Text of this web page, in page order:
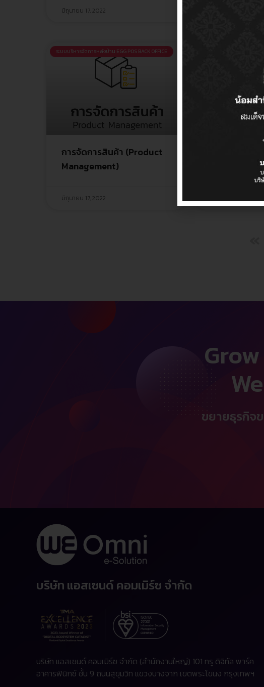
มิถุนายน 17, 2022
ระบบบริหารจัดการหลังบ้าน EGG POS BACK OFFICE
การจัดการสินค้า (Product
Management)
มิถุนายน 17, 2022
ระบบบริหารจัดการหลังบ้าน
รายการออเ
ขยายธุรกิจ
บริษัท แอสเซนด์ คอมเมิร์ซ จำกัด
บริษัท แอสเซนด์ คอมเมิร์ซ จำกัด (สำนักงานใหญ่) 101 ทรู ดิจิทัล พาร์ค
อาคารฟินิกซ์ ชั้น 9 ถนนสุขุมวิท แขวงบางจาก เขตพระโขนง กรุงเทพฯ